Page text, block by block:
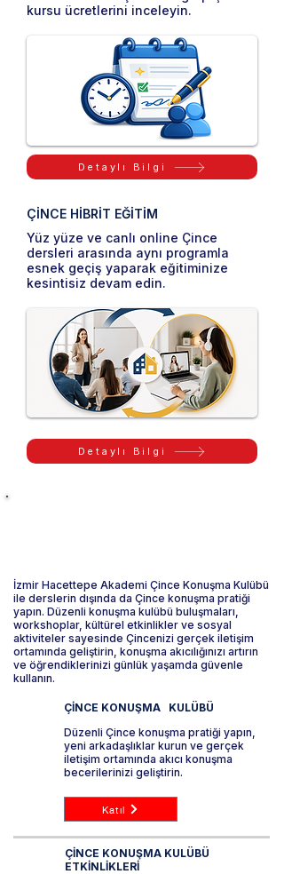
kursu ücretlerini inceleyin.
Detaylı Bilgi
ÇİNCE HİBRİT EĞİTİM
Yüz yüze ve canlı online Çince
dersleri arasında aynı programla
esnek geçiş yaparak eğitiminize
kesintisiz devam edin.
Detaylı Bilgi
İzmir Hacettepe Akademi Çince Konuşma Kulübü
ile derslerin dışında da Çince konuşma pratiği
yapın. Düzenli konuşma kulübü buluşmaları,
workshoplar, kültürel etkinlikler ve sosyal
aktiviteler sayesinde Çincenizi gerçek iletişim
ortamında geliştirin, konuşma akıcılığınızı artırın
ve öğrendiklerinizi günlük yaşamda güvenle
kullanın.
ÇİNCE KONUŞMA KULÜBÜ
Düzenli Çince konuşma pratiği yapın,
yeni arkadaşlıklar kurun ve gerçek
iletişim ortamında akıcı konuşma
becerilerinizi geliştirin.
Katıl
ÇİNCE KONUŞMA KULÜBÜ
ETKİNLİKLERİ